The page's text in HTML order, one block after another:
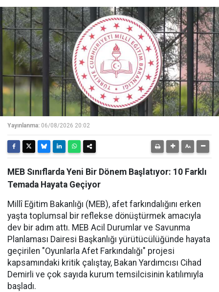
Yayınlanma: 06/08/2026 20:02
MEB Sınıflarda Yeni Bir Dönem Başlatıyor: 10 Farklı
Temada Hayata Geçiyor
Millî Eğitim Bakanlığı (MEB), afet farkındalığını erken
yaşta toplumsal bir reflekse dönüştürmek amacıyla
dev bir adım attı. MEB Acil Durumlar ve Savunma
Planlaması Dairesi Başkanlığı yürütücülüğünde hayata
geçirilen "Oyunlarla Afet Farkındalığı" projesi
kapsamındaki kritik çalıştay, Bakan Yardımcısı Cihad
Demirli ve çok sayıda kurum temsilcisinin katılımıyla
başladı.